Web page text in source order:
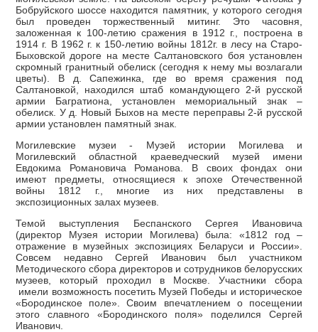
Бобруйского шоссе находится памятник, у которого сегодня
был проведен торжественный митинг. Это часовня,
заложенная к 100-летию сражения в 1912 г., построена в
1914 г. В 1962 г. к 150-летию войны 1812г. в лесу на Старо-
Быховской дороге на месте Салтановского боя установлен
скромный гранитный обелиск (сегодня к нему мы возлагали
цветы). В д. Сапежинка, где во время сражения под
Салтановкой, находился штаб командующего 2-й русской
армии Багратиона, установлен мемориальный знак –
обелиск. У д. Новый Быхов на месте переправы 2-й русской
армии установлен памятный знак.
Могилевские музеи - Музей истории Могилева и
Могилевский областной краеведческий музей имени
Евдокима Романовича Романова. В своих фондах они
имеют предметы, относящиеся к эпохе Отечественной
войны 1812 г., многие из них представлены в
экспозиционных залах музеев.
Темой выступления Беспанского Сергея Ивановича
(директор Музея истории Могилева) была: «1812 год –
отражение в музейных экспозициях Беларуси и России».
Совсем недавно Сергей Иванович был участником
Методического сбора директоров и сотрудников белорусских
музеев, который проходил в Москве. Участники сбора
имели возможность посетить Музей Победы и историческое
«Бородинское поле». Своим впечатлением о посещении
этого славного «Бородинского поля» поделился Сергей
Иванович.